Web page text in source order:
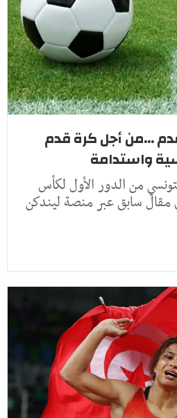
...من أجل كرة قدم
واستدامة
من الدور الأول لكأس
دعوت في مقال سابق عبر منصة ليندكن